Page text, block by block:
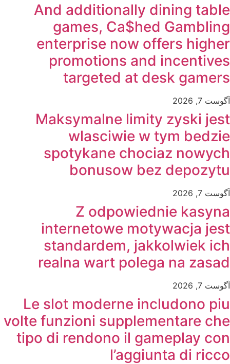
And additionally dining table
games, Ca$hed Gambling
enterprise now offers higher
promotions and incentives
targeted at desk gamers
آگوست 7, 2026
Maksymalne limity zyski jest
wlasciwie w tym bedzie
spotykane chociaz nowych
bonusow bez depozytu
آگوست 7, 2026
Z odpowiednie kasyna
internetowe motywacja jest
standardem, jakkolwiek ich
realna wart polega na zasad
آگوست 7, 2026
Le slot moderne includono piu
volte funzioni supplementare che
tipo di rendono il gameplay con
l’aggiunta di ricco